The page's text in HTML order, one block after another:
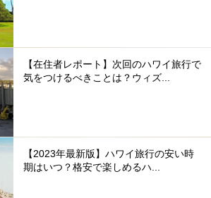
【在住者レポート】次回のハワイ旅行で
気をつけるべきことは？ウィズ...
【2023年最新版】ハワイ旅行の安い時
期はいつ？格安で楽しめるハ...